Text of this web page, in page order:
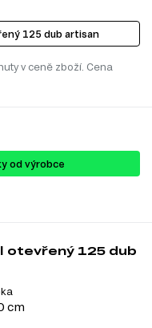
125 dub artisan
v ceně zboží. Cena
od výrobce
otevřený 125 dub
cm